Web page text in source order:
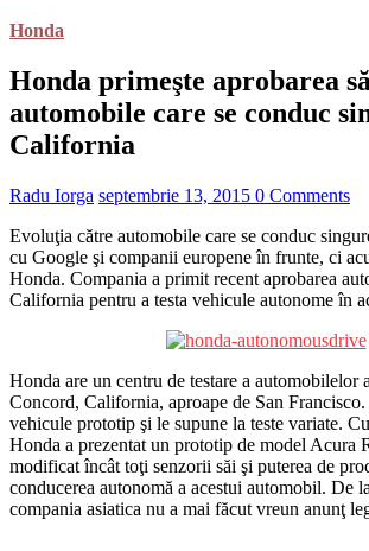
Honda
Honda primeşte aprobarea
automobile care se conduc
California
Radu Iorga septembrie 13, 2015 0 Comments
Evoluţia către automobile care se conduc
cu Google şi companii europene în frunte, ci
Honda. Compania a primit recent aprobarea
California pentru a testa vehicule autonome în
Honda are un centru de testare a automobilelor
Concord, California, aproape de San
vehicule prototip şi le supune la teste variate.
Honda a prezentat un prototip de model Acura
modificat încât toţi senzorii săi şi puterea de
conducerea autonomă a acestui automobil. De
compania asiatica nu a mai făcut vreun anunţ